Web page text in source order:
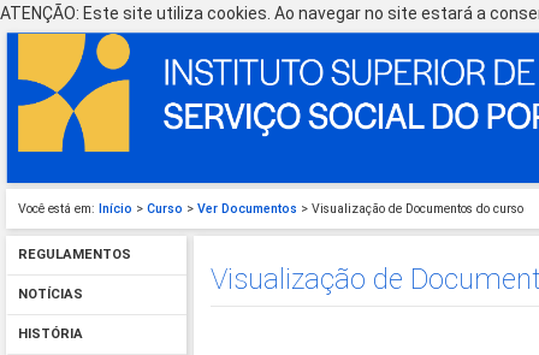
ATENÇÃO: Este site utiliza cookies. Ao navegar no site estará a
Você está em: Início > Curso > Ver Documentos > Visualização de Documentos do curso
REGULAMENTOS
NOTÍCIAS
HISTÓRIA
Visualização de